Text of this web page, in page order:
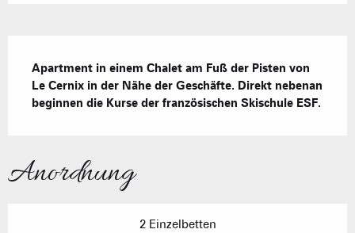
Apartment in einem Chalet am Fuß der Pisten von
Le Cernix in der Nähe der Geschäfte. Direkt nebenan
beginnen die Kurse der französischen Skischule ESF.
Anordnung
2 Einzelbetten